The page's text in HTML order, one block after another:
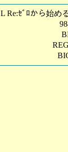
L Re:ｾﾞﾛから始め